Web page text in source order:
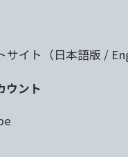
サイト（日本語版 /
ウント